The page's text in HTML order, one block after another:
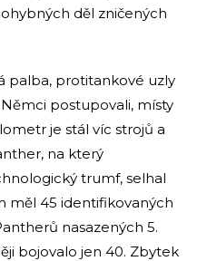
děl zničených
palba, protitankové uzly
postupovali, místy
je stál víc strojů a
na který
trumf, selhal
měl 45 identifikovaných
nasazených 5.
bojovalo jen 40. Zbytek